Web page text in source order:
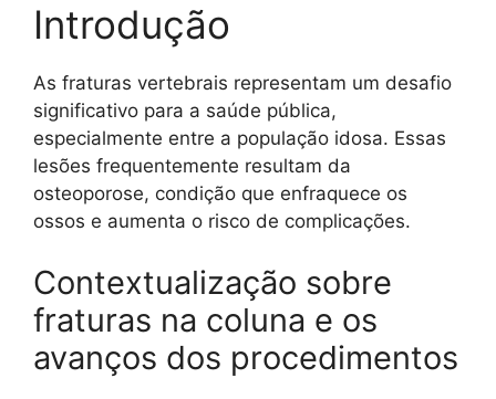
Introdução
As fraturas vertebrais representam um desafio
significativo para a saúde pública,
especialmente entre a população idosa. Essas
lesões frequentemente resultam da
osteoporose, condição que enfraquece os
ossos e aumenta o risco de complicações.
Contextualização sobre
fraturas na coluna e os
avanços dos procedimentos